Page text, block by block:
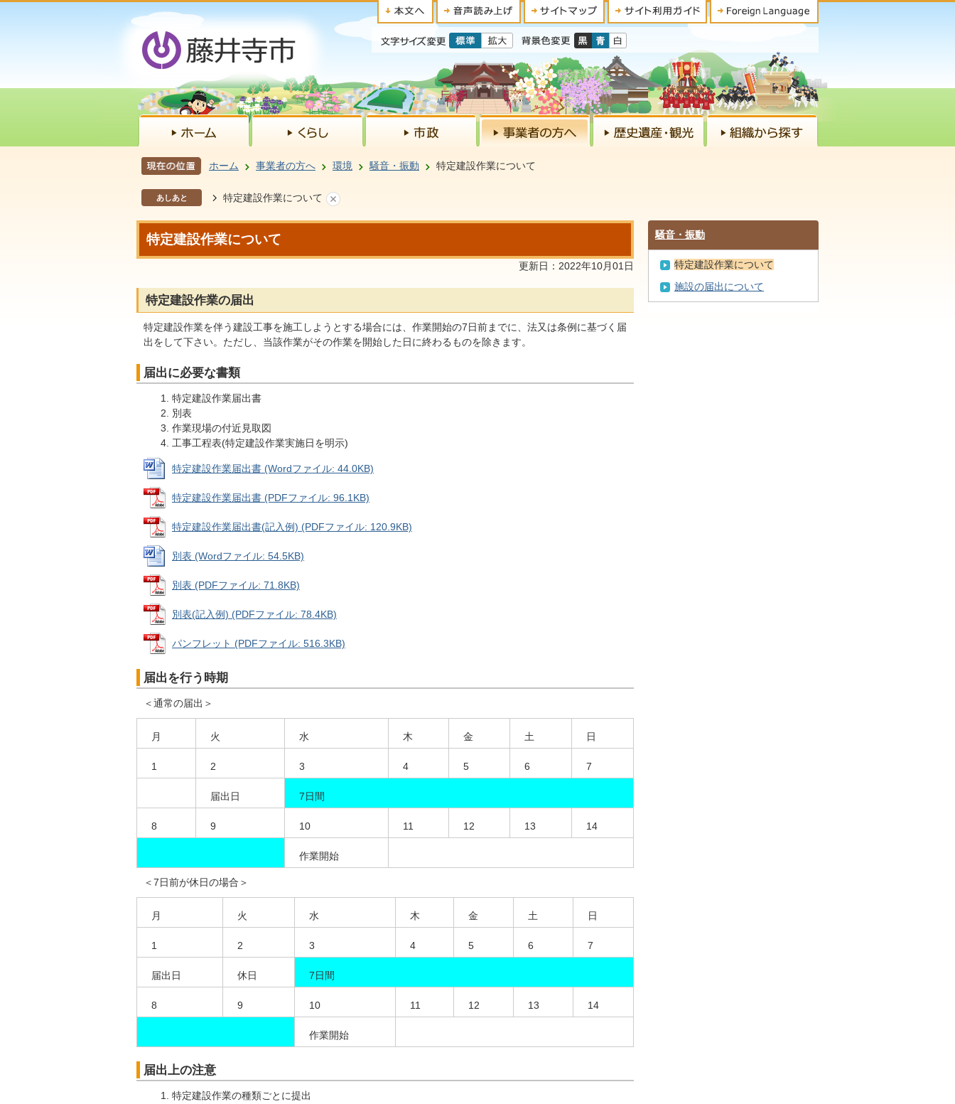
ホーム 事業者の方へ 環境 騒音・振動 特定建設作業について
あしあと 特定建設作業について
特定建設作業について
更新日：2022年10月01日
特定建設作業の届出
特定建設作業を伴う建設工事を施工しようとする場合には、作業開始の7日前までに、法又は条例に基づく届
出をして下さい。ただし、当該作業がその作業を開始した日に終わるものを除きます。
届出に必要な書類
特定建設作業届出書
別表
作業現場の付近見取図
工事工程表(特定建設作業実施日を明示)
特定建設作業届出書 (Wordファイル: 44.0KB)
特定建設作業届出書 (PDFファイル: 96.1KB)
特定建設作業届出書(記入例) (PDFファイル: 120.9KB)
別表 (Wordファイル: 54.5KB)
別表 (PDFファイル: 71.8KB)
別表(記入例) (PDFファイル: 78.4KB)
パンフレット (PDFファイル: 516.3KB)
届出を行う時期
＜通常の届出＞
月 火 水 木 金 土 日
1 2 3 4 5 6 7
届出日 7日間
8 9 10 11 12 13 14
作業開始
＜7日前が休日の場合＞
月 火 水 木 金 土 日
1 2 3 4 5 6 7
届出日 休日 7日間
8 9 10 11 12 13 14
作業開始
届出上の注意
特定建設作業の種類ごとに提出
騒音・振動
特定建設作業について
施設の届出について